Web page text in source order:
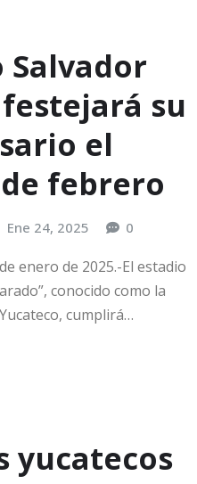
Salvador
su
el
febrero
Ene 24, 2025 0
enero de 2025.-El estadio
conocido como la
cumplirá…
yucatecos